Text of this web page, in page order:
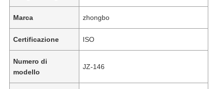
Marca zhongbo
Certificazione ISO
Numero di
modello
JZ-146